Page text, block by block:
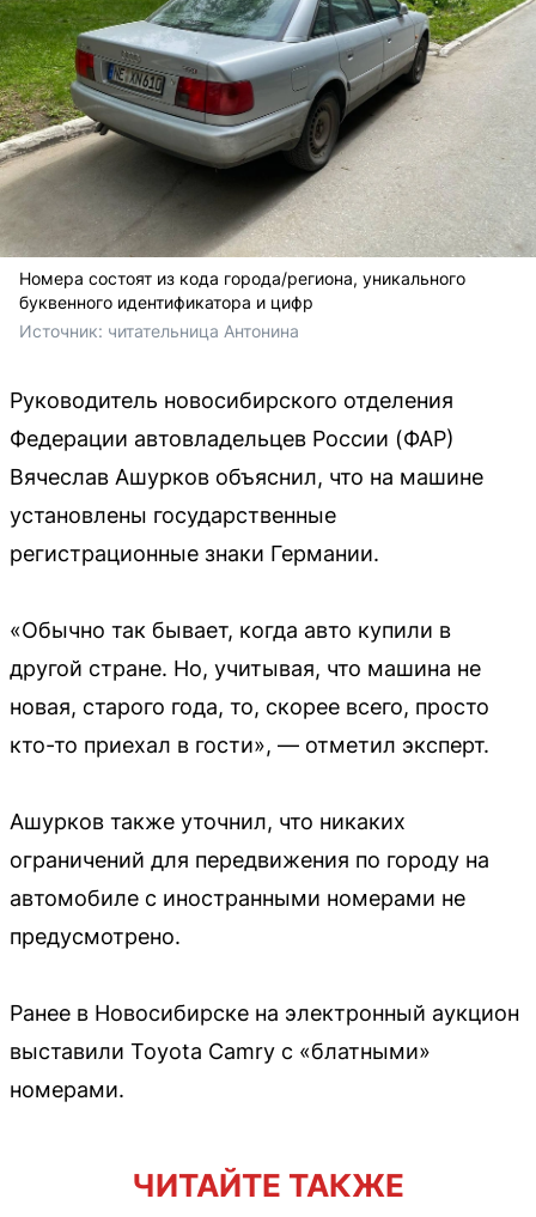
Номера состоят из кода города/региона, уникального
буквенного идентификатора и цифр
Источник: читательница Антонина
Руководитель новосибирского отделения
Федерации автовладельцев России (ФАР)
Вячеслав Ашурков объяснил, что на машине
установлены государственные
регистрационные знаки Германии.
«Обычно так бывает, когда авто купили в
другой стране. Но, учитывая, что машина не
новая, старого года, то, скорее всего, просто
кто-то приехал в гости», — отметил эксперт.
Ашурков также уточнил, что никаких
ограничений для передвижения по городу на
автомобиле с иностранными номерами не
предусмотрено.
Ранее в Новосибирске на электронный аукцион
выставили Toyota Camry с «блатными»
номерами.
ЧИТАЙТЕ ТАКЖЕ